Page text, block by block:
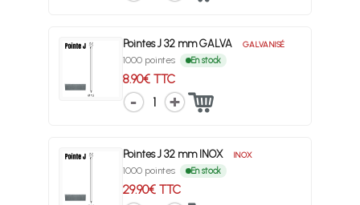
Pointes J 32 mm GALVA GALVANISÉ
1000 pointes En stock
8.90€ TTC
1
Pointes J 32 mm INOX INOX
1000 pointes En stock
29.90€ TTC